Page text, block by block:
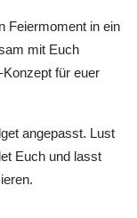
Feiermoment in ein
mit Euch
für euer
angepasst. Lust
Euch und lasst